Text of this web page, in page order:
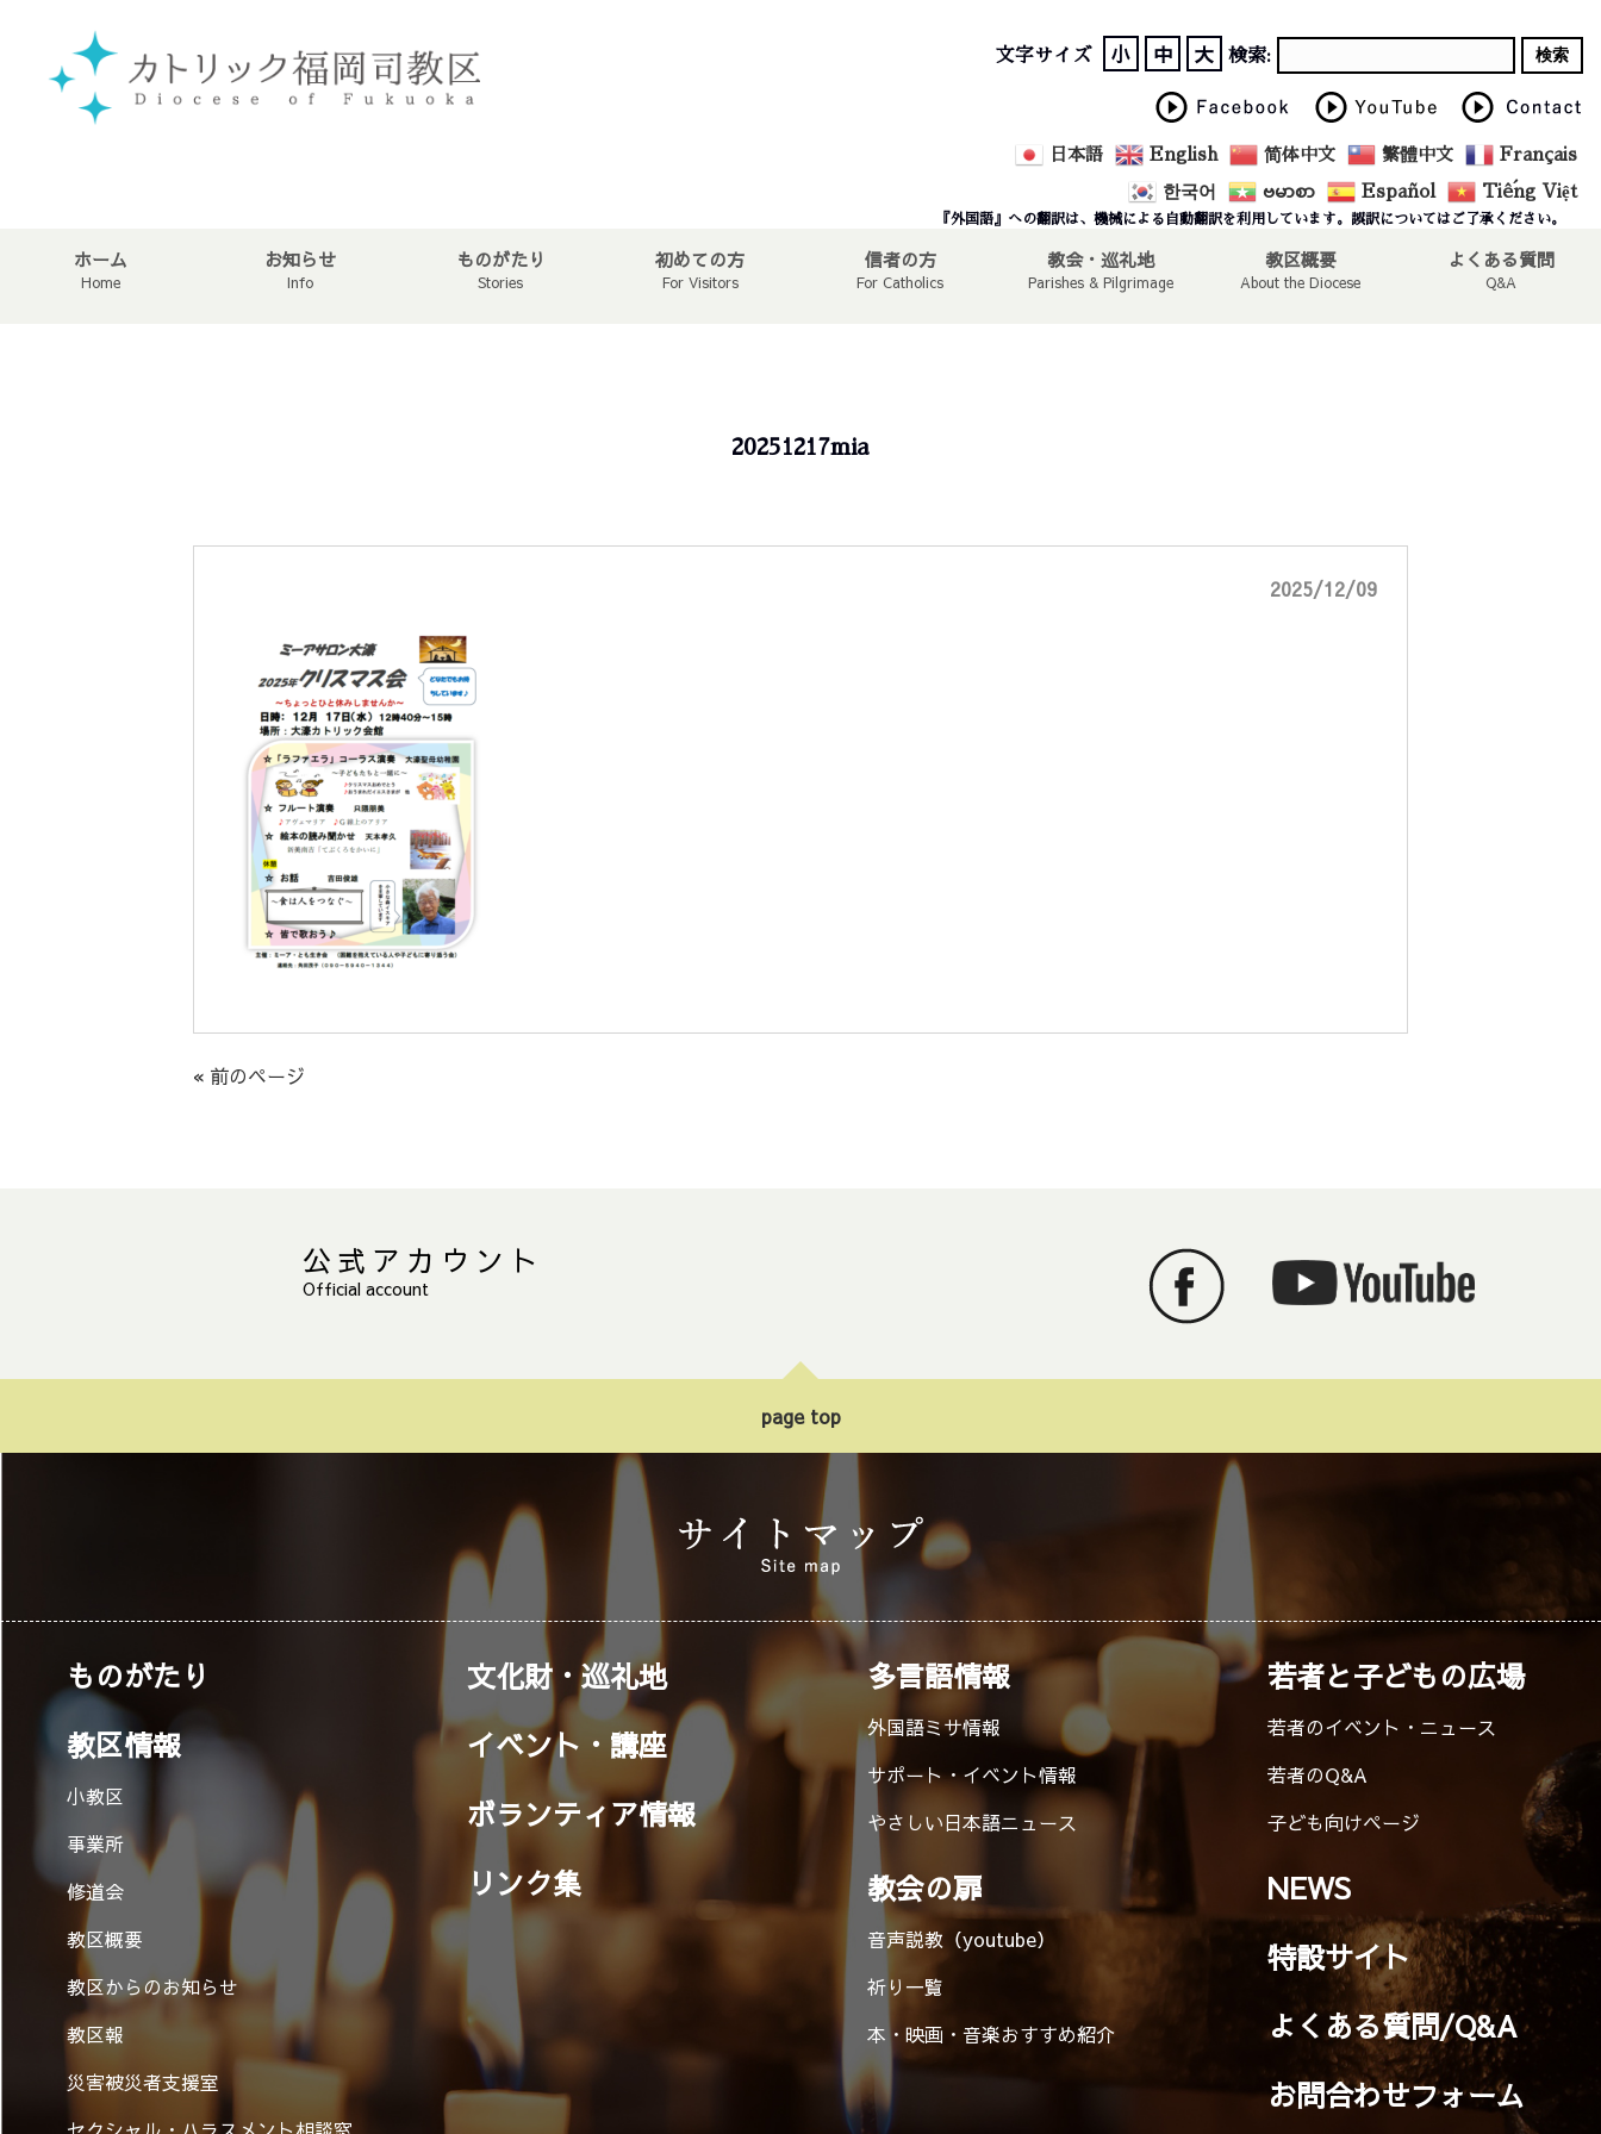
文字サイズ 小 中 大 検索:
日本語 English 简体中文 繁體中文 Français
한국어 ဗမာစာ Español Tiếng Việt
『外国語』への翻訳は、機械による自動翻訳を利用しています。誤訳についてはご了承ください。
ホーム
Home
お知らせ
Info
ものがたり
Stories
初めての方
For Visitors
信者の方
For Catholics
教会・巡礼地
Parishes & Pilgrimage
教区概要
About the Diocese
よくある質問
Q&A
20251217mia
2025/12/09
« 前のページ
公式アカウント
Official account
page top
ものがたり
教区情報
小教区
事業所
修道会
教区概要
教区からのお知らせ
教区報
災害被災者支援室
文化財・巡礼地
イベント・講座
ボランティア情報
リンク集
多言語情報
外国語ミサ情報
サポート・イベント情報
やさしい日本語ニュース
教会の扉
音声説教（youtube）
祈り一覧
本・映画・音楽おすすめ紹介
若者と子どもの広場
若者のイベント・ニュース
若者のQ&A
子ども向けページ
NEWS
特設サイト
よくある質問/Q&A
お問合わせフォーム